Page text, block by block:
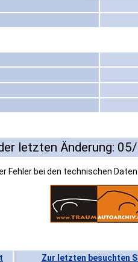
letzten Änderung:
Fehler bei den technischen
Zur letzten besuchten